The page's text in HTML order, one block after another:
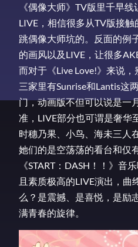
《偶像大师》TV版里千早
LIVE，相信很多从TV版接
跳偶像大师坑的。反面的例
的画风以及LIVE，让很多
而对于《Live Love!》来说
三家里有Sunrise和Lantis这
门，动画版不但可以说是一
准，LIVE部分也可谓是奢华
时穗乃果、小鸟、海未三人
她们的是空荡荡的看台和仅
《START：DASH！！》音
且素质极高的LIVE演出，曲
么？是震撼、是喜悦，是
满青春的旋律。